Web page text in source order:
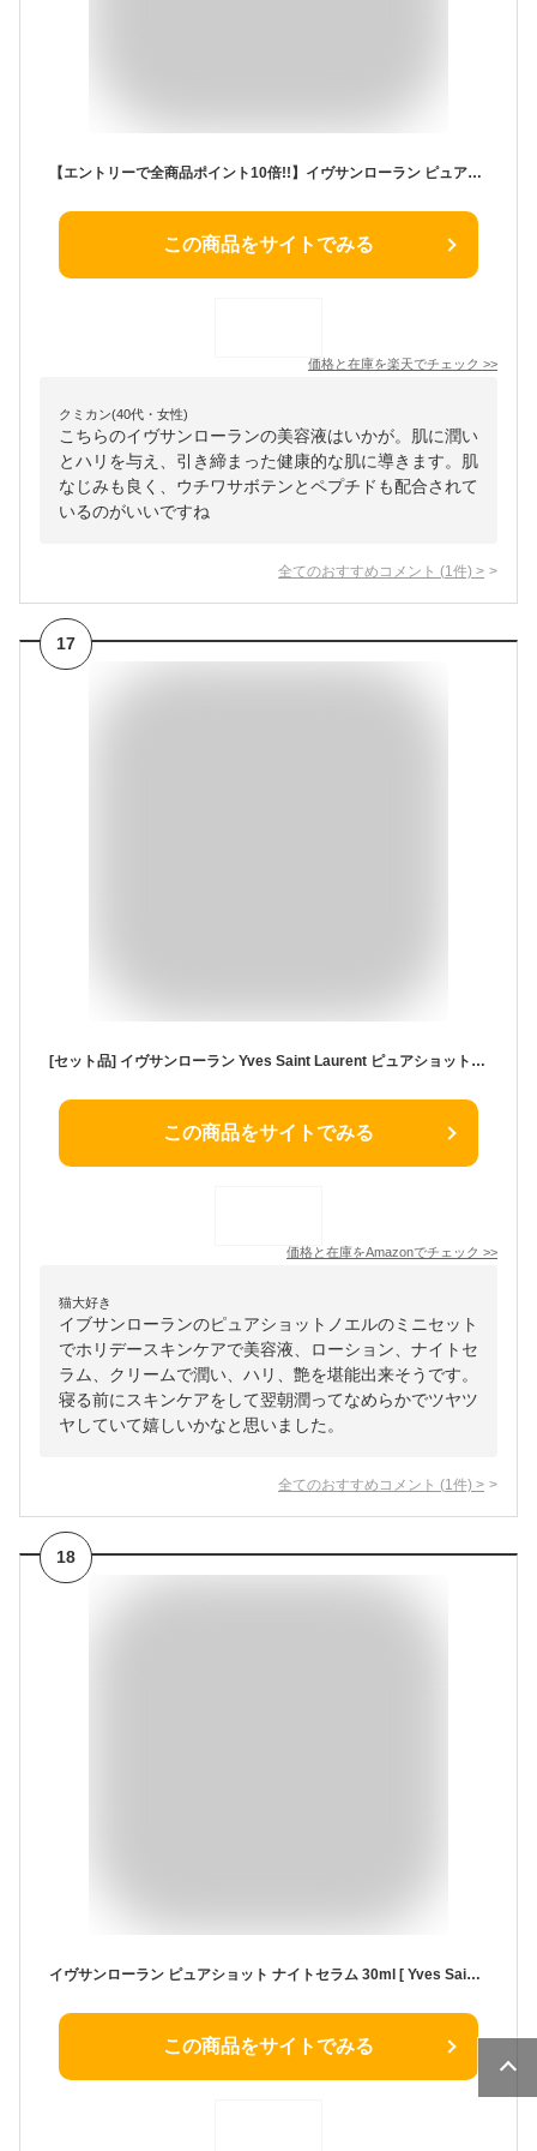
【エントリーで全商品ポイント10倍!!】イヴサンローラン ピュアショット Yセラム 30ml 【YSL】【W_160】
この商品をサイトでみる
価格と在庫を楽天でチェック >>
クミカン(40代・女性)
こちらのイヴサンローランの美容液はいかが。肌に潤い
とハリを与え、引き締まった健康的な肌に導きます。肌
なじみも良く、ウチワサボテンとペプチドも配合されて
いるのがいいですね
全てのおすすめコメント (1 件) >
17
[セット品] イヴサンローラン Yves Saint Laurent ピュアショット ノエル ミニセット クリスマスコフレ 2022 ホリデー スキンケア コスメ 化粧品 限定 (セット)
この商品をサイトでみる
価格と在庫をAmazonでチェック >>
猫大好き
イブサンローランのピュアショットノエルのミニセット
でホリデースキンケアで美容液、ローション、ナイトセ
ラム、クリームで潤い、ハリ、艶を堪能出来そうです。
寝る前にスキンケアをして翌朝潤ってなめらかでツヤツ
ヤしていて嬉しいかなと思いました。
全てのおすすめコメント (1 件) >
18
イヴサンローラン ピュアショット ナイトセラム 30ml [ Yves Saint Laurent ysl スキンケア 美容液 夜 用 モロッコ産 ムーンライトカクタス なめらか ツヤ 保湿 透明感 ]【 定形外 送料無料 】
この商品をサイトでみる